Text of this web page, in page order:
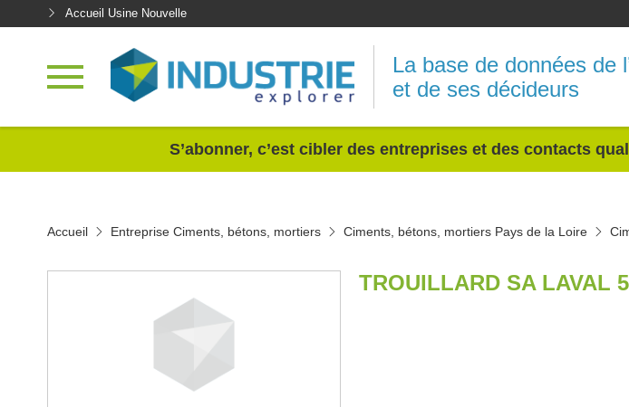
Accueil Usine Nouvelle
La base de données de
et de ses décideurs
S’abonner, c’est cibler des entreprises et des contacts
Accueil Entreprise Ciments, bétons, mortiers Ciments, bétons, mortiers Pays de la Loire
TROUILLARD SA LAVAL